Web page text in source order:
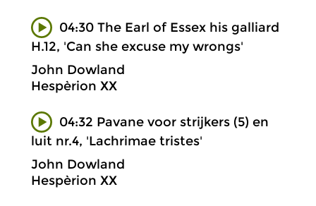
04:30 The Earl of Essex his galliard
H.12, 'Can she excuse my wrongs'
John Dowland
Hespèrion XX
04:32 Pavane voor strijkers (5) en
luit nr.4, 'Lachrimae tristes'
John Dowland
Hespèrion XX